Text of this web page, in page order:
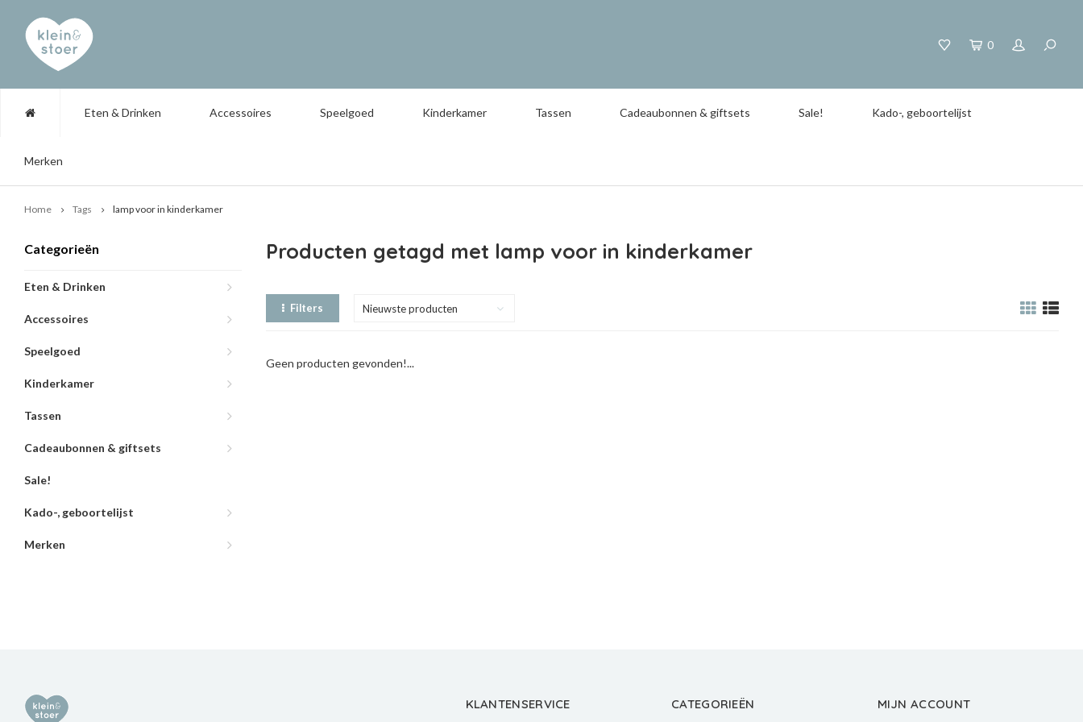
0
Eten & Drinken Accessoires Speelgoed Kinderkamer Tassen Cadeaubonnen & giftsets Sale! Kado-, geboortelijst
Merken
Home Tags lamp voor in kinderkamer
Categorieën
Eten & Drinken
Accessoires
Speelgoed
Kinderkamer
Tassen
Cadeaubonnen & giftsets
Sale!
Kado-, geboortelijst
Merken
Producten getagd met lamp voor in kinderkamer
Filters Nieuwste producten
Geen producten gevonden!...
KLANTENSERVICE CATEGORIEËN MIJN ACCOUNT